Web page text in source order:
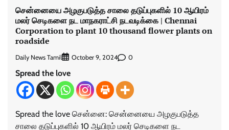
சென்னையை அழகுபடுத்த சாலை தடுப்புகளில் 10 ஆயிரம்
மலர் செடிகளை நட மாநகராட்சி நடவடிக்கை | Chennai
Corporation to plant 10 thousand flower plants on
roadside
Daily News Tamil October 9, 2024 0
Spread the love
Spread the love சென்னை: சென்னையை அழகுபடுத்த
சாலை தடுப்புகளில் 10 ஆயிரம் மலர் செடிகளை நட